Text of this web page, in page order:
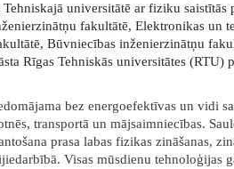
universitātē ar fiziku saistītās
fakultātē, Elektronikas un
Būvniecības inženierzinātņu
Rīgas Tehniskās universitātes (RTU)
bez energoefektīvas un vidi
transportā un mājsaimniecības.
prasa labas fizikas zināšanas,
Visas mūsdienu tehnoloģijas